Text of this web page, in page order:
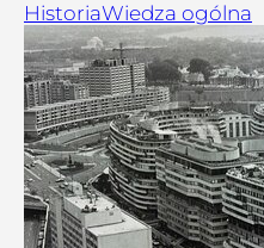
HistoriaWiedza ogólna